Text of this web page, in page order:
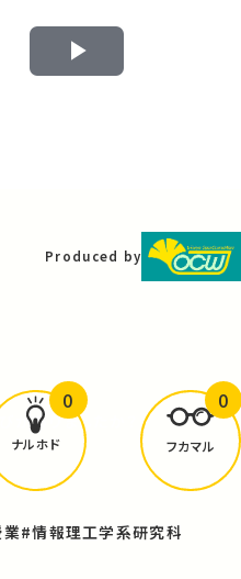
Play
Produced by
がありましたか？
ナルホド
0
フカマル
0
#情報理工学系研究科